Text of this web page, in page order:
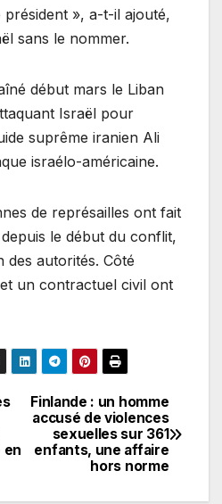
», a-t-il ajouté,
sans le nommer.
début mars le Liban
Israël pour
suprême iranien Ali
israélo-américaine.
de représailles ont fait
le début du conflit,
des autorités. Côté
un contractuel civil ont
Finlande : un homme
accusé de violences
sexuelles sur 361
enfants, une affaire
hors norme
en